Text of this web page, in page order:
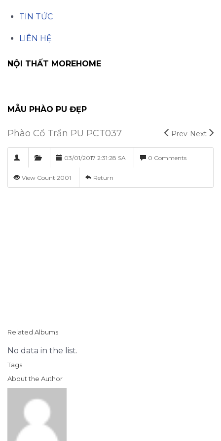
TIN TỨC
LIÊN HỆ
NỘI THẤT MOREHOME
MẪU PHÀO PU ĐẸP
Prev Next
Phào Cổ Trần PU PCT037
03/01/2017 2:31:28 SA 0 Comments
View Count 2001 Return
Related Albums
No data in the list.
Tags
About the Author